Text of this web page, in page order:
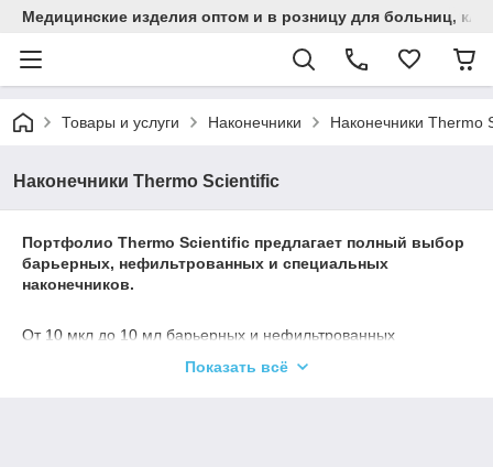
Медицинские изделия оптом и в розницу для больниц,
Товары и услуги Наконечники Наконечники Thermo
Наконечники Thermo Scientifiс
Портфолио Thermo Scientific предлагает полный выбор
барьерных, нефильтрованных и специальных
наконечников.
От 10 мкл до 10 мл барьерных и нефильтрованных
широким отверстием-каждый наконечник сертифицирован на
Показать всё